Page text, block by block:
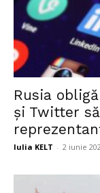
Rusia
şi Twitter
Iulia KELT - 2 iunie